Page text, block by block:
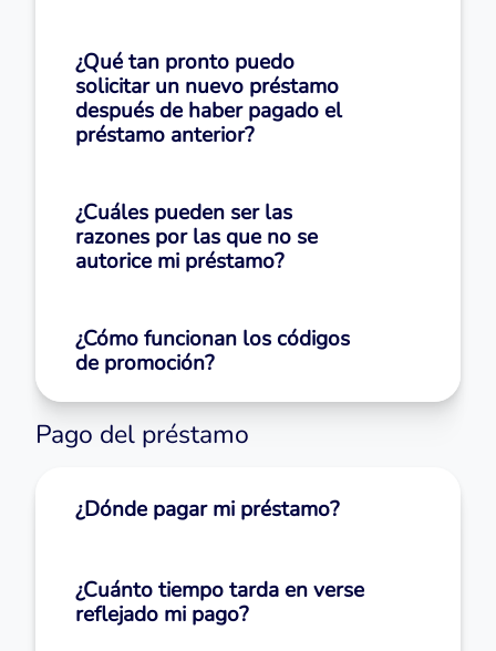
¿Qué tan pronto puedo
solicitar un nuevo préstamo
después de haber pagado el
préstamo anterior?
¿Cuáles pueden ser las
razones por las que no se
autorice mi préstamo?
¿Cómo funcionan los códigos
de promoción?
Pago del préstamo
¿Dónde pagar mi préstamo?
¿Cuánto tiempo tarda en verse
reflejado mi pago?